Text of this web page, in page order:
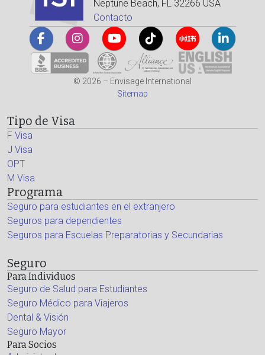
Neptune Beach, FL 32266 USA
Contacto
© 2026 – Envisage International
Sitemap
Tipo de Visa
F Visa
J Visa
OPT
M Visa
Programa
Seguro para estudiantes en el extranjero
Seguros para dependientes
Seguros para Escuelas Preparatorias y Secundarias
Seguro
Para Individuos
Seguro de Salud para Estudiantes
Seguro Médico para Viajeros
Dental & Visión
Seguro Mayor
Para Socios